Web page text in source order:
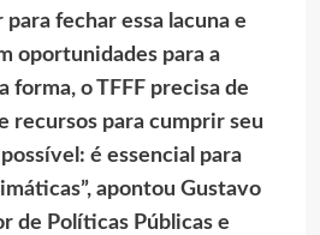
fechar essa lacuna e
oportunidades para a
forma, o TFFF precisa de
recursos para cumprir seu
é essencial para
apontou Gustavo
de Políticas Públicas e